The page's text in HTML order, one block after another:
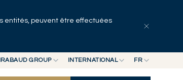
entités, peuvent être effectuées
GROUP
GROUP
INTERNATIONAL
INTERNATIONAL
FR
EN